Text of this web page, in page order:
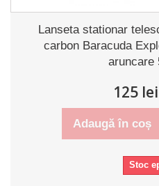
Lanseta stationar
carbon Baracuda
aruncare
125 lei
Adaugă în coș
Stoc